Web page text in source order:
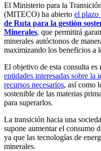
El Ministerio para la
(MITECO) ha abierto el plazo
de Ruta para la gestión
Minerales, que permitirá
minerales autóctonos de
maximizando los beneficios a
El objetivo de esta consulta es
entidades interesadas sobre
recursos necesarios, así como
sostenible de las materias
para superarlos.
La transición hacia una
supone aumentar el consumo
ya que las tecnologías de
minerales.